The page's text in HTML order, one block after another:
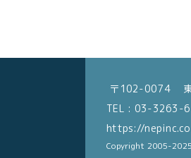
〒102-0074 東
TEL : 03-
https://
Copyright 2005-